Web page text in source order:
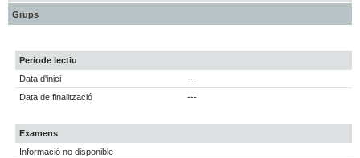
Grups
Periode lectiu
Data d'inici
---
Data de finalització
---
Examens
Informació no disponible